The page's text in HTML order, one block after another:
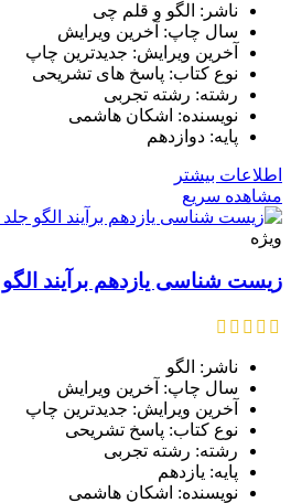
ناشر: الگو و قلم چی
سال چاپ: آخرین ویرایش
آخرین ویرایش: جدیدترین چاپ
نوع کتاب: پاسخ های تشریحی
رشته: رشته تجربی
نویسنده: اشکان هاشمی
پایه: دوازدهم
اطلاعات بیشتر
مشاهده سریع
ویژه
زیست شناسی یازدهم برآیند
ناشر: الگو
سال چاپ: آخرین ویرایش
آخرین ویرایش: جدیدترین چاپ
نوع کتاب: پاسخ تشریحی
رشته: رشته تجربی
پایه: یازدهم
نویسنده: اشکان هاشمی